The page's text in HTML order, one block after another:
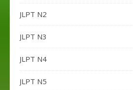
JLPT N2
JLPT N3
JLPT N4
JLPT N5